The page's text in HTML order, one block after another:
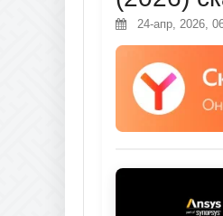
24-апр, 2026,